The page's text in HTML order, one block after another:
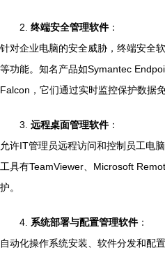
2. 终端安全管理软件：
针对企业电脑的安全威胁，终端安全
等功能。知名产品如Symantec
Falcon，它们通过实时监控保护数据
3. 远程桌面管理软件：
允许IT管理员远程访问和控制员工电
工具有TeamViewer、Microsoft
护。
4. 系统部署与配置管理软件：
自动化操作系统安装、软件分发和配